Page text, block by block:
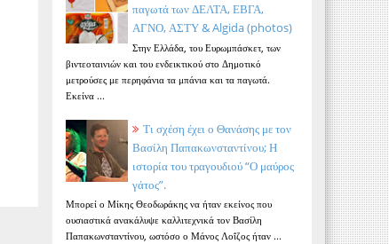
παγωτά των ΔΕΛΤΑ, ΕΒΓΑ,
ΑΓΝΟ, ΑΣΤΥ & Algida (photos)
Στην Ελλάδα, του Ευρωμπάσκετ, των
βιντεοταινιών και του ενδεικτικού στο Δημοτικό
μετρούσες με περηφάνια τα μπάνια και τα παγωτά.
Εκείνα ...
Τι σχέση έχει ο Θανάσης με τον
Βασίλη Παπακωνσταντίνου; Η
ιστορία του τραγουδιού “Ο μαύρος
γάτος”.
Μπορεί ο Μίκης Θεοδωράκης να ήταν εκείνος που
ουσιαστικά ανακάλυψε καλλιτεχνικά τον Βασίλη
Παπακωνσταντίνου, ωστόσο ο Μάνος Λοΐζος ήταν ...